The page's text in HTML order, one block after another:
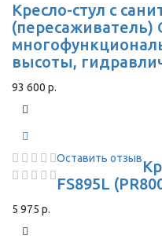
Кресло-стул с
(пересаживатель)
высоты,
93 600 р.
Оставить отзыв
FS895L
5 975 р.